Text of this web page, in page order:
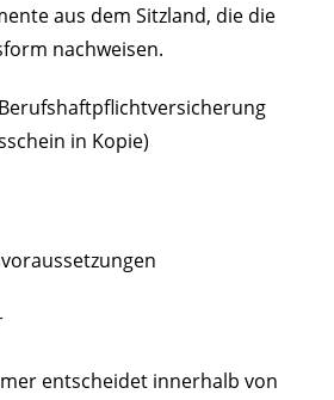
aus dem Sitzland, die die
nachweisen.
in Kopie)
entscheidet innerhalb von